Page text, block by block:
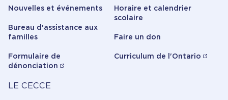
Nouvelles et événements
Bureau d'assistance aux
familles
Formulaire de
dénonciation
Horaire et calendrier
scolaire
Faire un don
Curriculum de l'Ontario
Carrière
LE CECCE